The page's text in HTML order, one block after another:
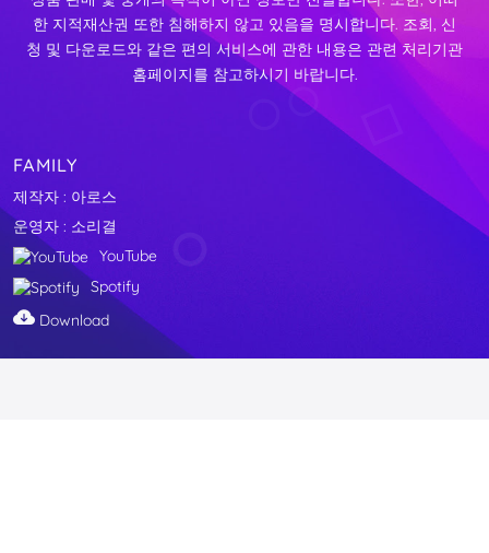
한 지적재산권 또한 침해하지 않고 있음을 명시합니다. 조회, 신
청 및 다운로드와 같은 편의 서비스에 관한 내용은 관련 처리기관
홈페이지를 참고하시기 바랍니다.
FAMILY
제작자 : 아로스
운영자 : 소리결
YouTube
Spotify
Download